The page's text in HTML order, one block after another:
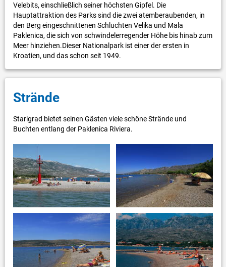
Velebits, einschließlich seiner höchsten Gipfel. Die
Hauptattraktion des Parks sind die zwei atemberaubenden, in
den Berg eingeschnittenen Schluchten Velika und Mala
Paklenica, die sich von schwindelerregender Höhe bis hinab zum
Meer hinziehen.Dieser Nationalpark ist einer der ersten in
Kroatien, und das schon seit 1949.
Strände
Starigrad bietet seinen Gästen viele schöne Strände und
Buchten entlang der Paklenica Riviera.